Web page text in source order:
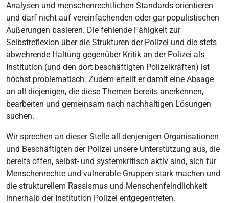
Analysen und menschenrechtlichen Standards orientieren
und darf nicht auf vereinfachenden oder gar populistischen
Äußerungen basieren. Die fehlende Fähigkeit zur
Selbstreflexion über die Strukturen der Polizei und die stets
abwehrende Haltung gegenüber Kritik an der Polizei als
Institution (und den dort beschäftigten Polizeikräften) ist
höchst problematisch. Zudem erteilt er damit eine Absage
an all diejenigen, die diese Themen bereits anerkennen,
bearbeiten und gemeinsam nach nachhaltigen Lösungen
suchen.
Wir sprechen an dieser Stelle all denjenigen Organisationen
und Beschäftigten der Polizei unsere Unterstützung aus, die
bereits offen, selbst- und systemkritisch aktiv sind, sich für
Menschenrechte und vulnerable Gruppen stark machen und
die strukturellem Rassismus und Menschenfeindlichkeit
innerhalb der Institution Polizei entgegentreten.